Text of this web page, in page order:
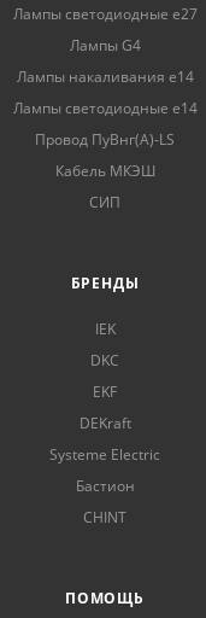
Лампы светодиодные е27
Лампы G4
Лампы накаливания е14
Лампы светодиодные е14
Провод ПуВнг(А)-LS
Кабель МКЭШ
СИП
БРЕНДЫ
IEK
DKC
EKF
DEKraft
Systeme Electric
Бастион
CHINT
ПОМОЩЬ